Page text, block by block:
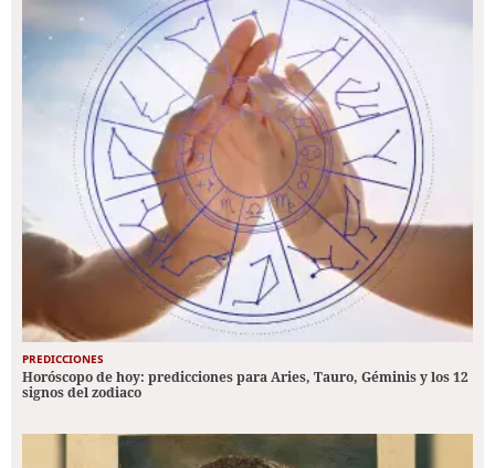
PREDICCIONES
Horóscopo de hoy: predicciones para Aries, Tauro, Géminis y los 12
signos del zodiaco